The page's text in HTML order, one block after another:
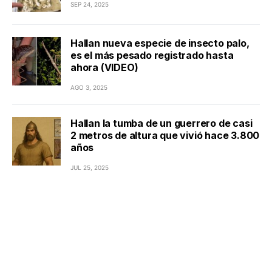
SEP 24, 2025
Hallan nueva especie de insecto palo,
es el más pesado registrado hasta
ahora (VIDEO)
AGO 3, 2025
Hallan la tumba de un guerrero de casi
2 metros de altura que vivió hace 3.800
años
JUL 25, 2025